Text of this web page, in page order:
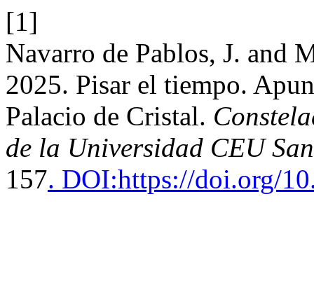
[1]
Navarro de Pablos, J. and
2025. Pisar el tiempo.
Palacio de Cristal.
de la Universidad CEU
157. DOI:https://doi.org/